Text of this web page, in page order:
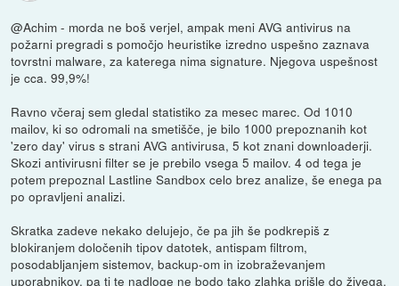
@Achim - morda ne boš verjel, ampak meni AVG antivirus na
požarni pregradi s pomočjo heuristike izredno uspešno zaznava
tovrstni malware, za katerega nima signature. Njegova uspešnost
je cca. 99,9%!
Ravno včeraj sem gledal statistiko za mesec marec. Od 1010
mailov, ki so odromali na smetišče, je bilo 1000 prepoznanih kot
'zero day' virus s strani AVG antivirusa, 5 kot znani downloaderji.
Skozi antivirusni filter se je prebilo vsega 5 mailov. 4 od tega je
potem prepoznal Lastline Sandbox celo brez analize, še enega pa
po opravljeni analizi.
Skratka zadeve nekako delujejo, če pa jih še podkrepiš z
blokiranjem določenih tipov datotek, antispam filtrom,
posodabljanjem sistemov, backup-om in izobraževanjem
uporabnikov, pa ti te nadloge ne bodo tako zlahka prišle do živega.